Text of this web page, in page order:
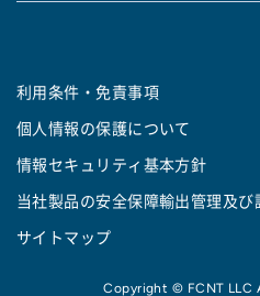
利用条件・免責事項
個人情報の保護について
情報セキュリティ基本方針
当社製品の安全保障輸出管理及
サイトマップ
Copyright © FCNT LLC